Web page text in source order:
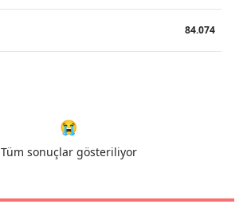
84.074
😭
Tüm sonuçlar gösteriliyor